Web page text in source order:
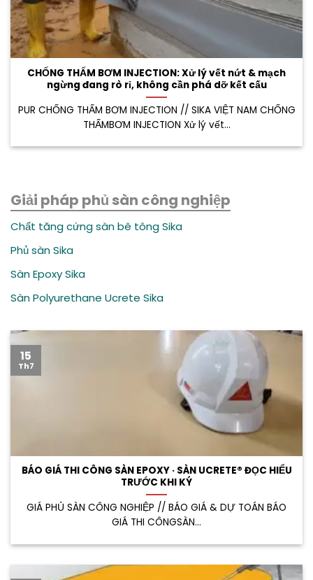
CHỐNG THẤM BƠM INJECTION: Xử lý vết nứt & mạch
ngừng đang rò rỉ, không cần phá dỡ kết cấu
PUR CHỐNG THẤM BƠM INJECTION // SIKA VIỆT NAM CHỐNG
THẤMBƠM INJECTION Xử lý vết...
Giải pháp phủ sàn công nghiệp
Chất tăng cứng sàn bê tông Sika
Phủ sàn Sika
Sàn Epoxy Sika
Sàn Polyurethane Ucrete Sika
BÁO GIÁ THI CÔNG SÀN EPOXY · SÀN UCRETE® ĐỌC HIỂU
TRƯỚC KHI KÝ
GIÁ PHỦ SÀN CÔNG NGHIỆP // BÁO GIÁ & DỰ TOÁN BÁO
GIÁ THI CÔNGSÀN...
15
Th7